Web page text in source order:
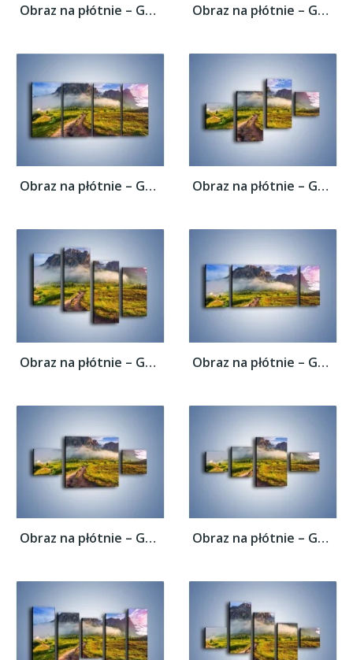
Obraz na płótnie – Góry ubrane w mgłę –... Obraz na płótnie – Góry ubrane w mgłę –...
Obraz na płótnie – Góry ubrane w mgłę –... Obraz na płótnie – Góry ubrane w mgłę –...
Obraz na płótnie – Góry ubrane w mgłę –... Obraz na płótnie – Góry ubrane w mgłę –...
Obraz na płótnie – Góry ubrane w mgłę –... Obraz na płótnie – Góry ubrane w mgłę –...